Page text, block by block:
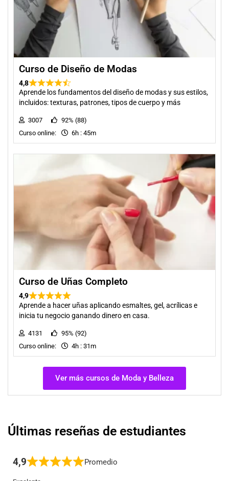
Curso de Diseño de Modas
4,8
Aprende los fundamentos del diseño de modas y sus estilos,
incluidos: texturas, patrones, tipos de cuerpo y más
3007
92% (88)
Curso online:
6h : 45m
Curso de Uñas Completo
4,9
Aprende a hacer uñas aplicando esmaltes, gel, acrílicas e
inicia tu negocio ganando dinero en casa.
4131
95% (92)
Curso online:
4h : 31m
Ver más cursos de Moda y Belleza
Últimas reseñas de estudiantes
4,9 Promedio